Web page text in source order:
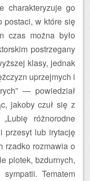
charakteryzuje go
postaci, w które się
czas można było
postrzegany
klasy, jednak
uprzejmych i
— powiedział
jakoby czuł się z
różnorodne
przesyt lub irytację
rzadko rozmawia o
plotek, bzdurnych,
Tematem